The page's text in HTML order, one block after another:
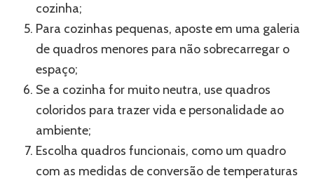
cozinha;
Para cozinhas pequenas, aposte em uma galeria
de quadros menores para não sobrecarregar o
espaço;
Se a cozinha for muito neutra, use quadros
coloridos para trazer vida e personalidade ao
ambiente;
Escolha quadros funcionais, como um quadro
com as medidas de conversão de temperaturas